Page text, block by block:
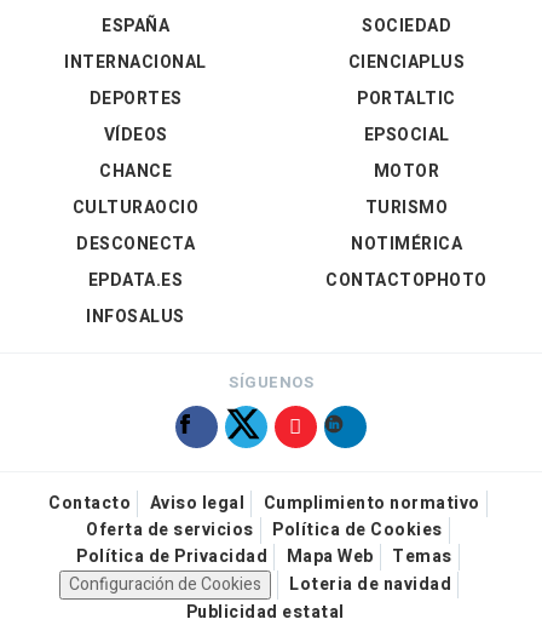
ESPAÑA
INTERNACIONAL
DEPORTES
VÍDEOS
SOCIEDAD
CIENCIAPLUS
PORTALTIC
EPSOCIAL
CHANCE
CULTURAOCIO
DESCONECTA
EPDATA.ES
INFOSALUS
MOTOR
TURISMO
NOTIMÉRICA
CONTACTOPHOTO
SÍGUENOS
Contacto Aviso legal
Cumplimiento normativo
Oferta de servicios
Política de Cookies
Política de Privacidad
Mapa Web
Temas
Configuración de Cookies
Loteria de navidad
Publicidad estatal